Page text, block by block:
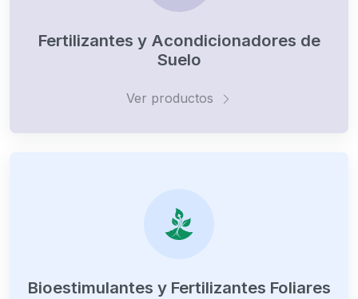
Fertilizantes y Acondicionadores de
Suelo
Ver productos
Bioestimulantes y Fertilizantes Foliares